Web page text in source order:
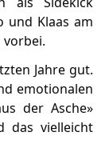
und Klaas am
Jahre gut.
emotionalen
der Asche»
das vielleicht